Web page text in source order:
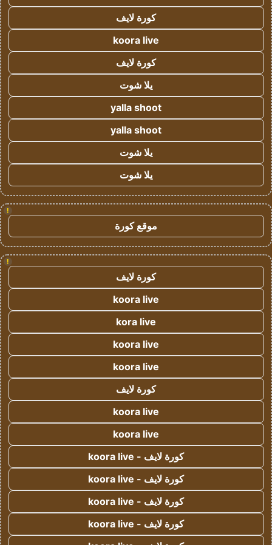
كورة لايف
koora live
كورة لايف
يلا شوت
yalla shoot
yalla shoot
يلا شوت
يلا شوت
!
موقع كورة
!
كورة لايف
koora live
kora live
koora live
koora live
كورة لايف
koora live
koora live
كورة لايف - koora live
كورة لايف - koora live
كورة لايف - koora live
كورة لايف - koora live